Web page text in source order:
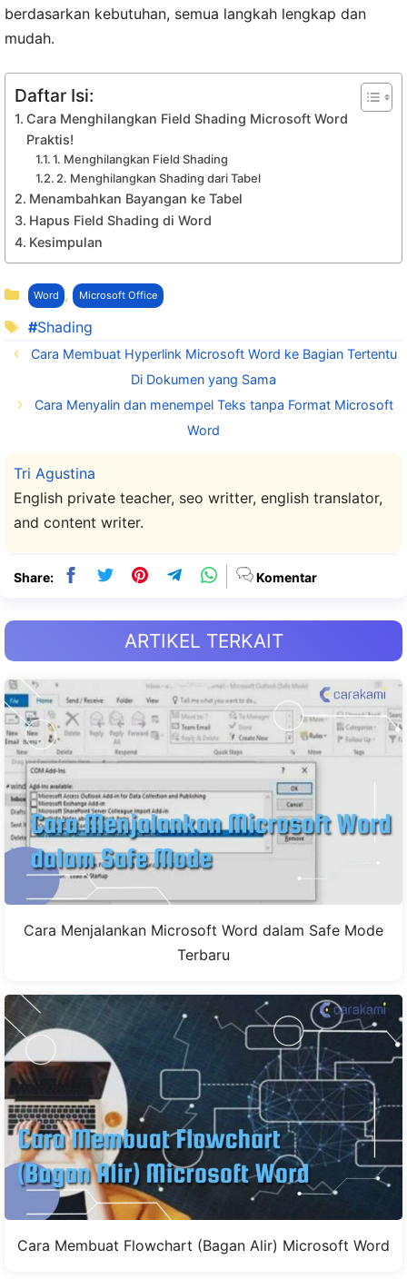
berdasarkan kebutuhan, semua langkah lengkap dan
mudah.
Daftar Isi:
Cara Menghilangkan Field Shading Microsoft Word
Praktis!
1. Menghilangkan Field Shading
2. Menghilangkan Shading dari Tabel
Menambahkan Bayangan ke Tabel
Hapus Field Shading di Word
Kesimpulan
Kategori
Word , Microsoft Office
Tag
Shading
Cara Membuat Hyperlink Microsoft Word ke Bagian Tertentu
Di Dokumen yang Sama
Cara Menyalin dan menempel Teks tanpa Format Microsoft
Word
Tri Agustina
English private teacher, seo writter, english translator,
and content writer.
Share: Komentar
ARTIKEL TERKAIT
Cara Menjalankan Microsoft Word dalam Safe Mode
Terbaru
Cara Membuat Flowchart (Bagan Alir) Microsoft Word